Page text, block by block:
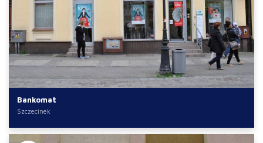
Bankomat
Szczecinek